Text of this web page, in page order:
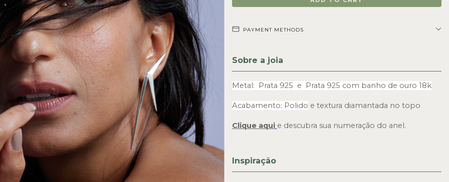
PAYMENT METHODS
Sobre a joia
Metal:  Prata 925  e  Prata 925 com banho de ouro 18k
Acabamento: Polido e textura diamantada no topo
Clique aqui e descubra sua numeração do anel.
Inspiração